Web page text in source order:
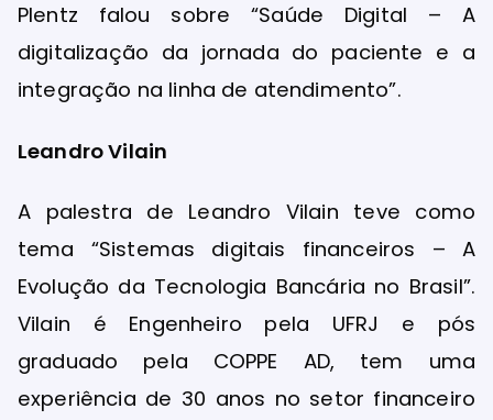
Plentz falou sobre “Saúde Digital – A
digitalização da jornada do paciente e a
integração na linha de atendimento”.
Leandro Vilain
A palestra de Leandro Vilain teve como
tema “Sistemas digitais financeiros – A
Evolução da Tecnologia Bancária no Brasil”.
Vilain é Engenheiro pela UFRJ e pós
graduado pela COPPE AD, tem uma
experiência de 30 anos no setor financeiro